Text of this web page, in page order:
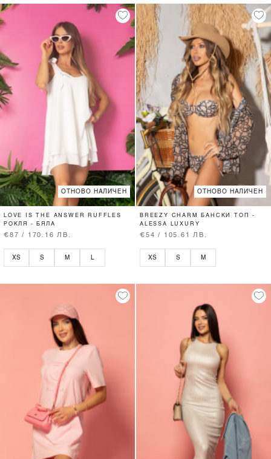
ОТНОВО НАЛИЧЕН
LOVE IS THE ANSWER RUFFLES
РОКЛЯ - БЯЛА
€87 / 170.16 ЛВ.
XS S M L
ОТНОВО НАЛИЧЕН
BREEZY CHARM БАНСКИ ТОП -
ALESSA LUXURY
€54 / 105.61 ЛВ.
XS S M